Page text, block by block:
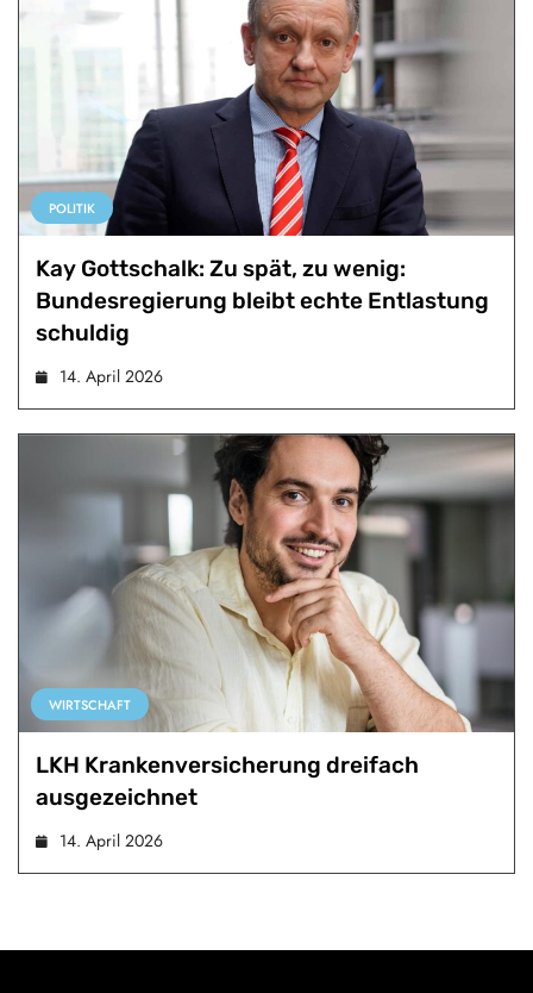
POLITIK
Kay Gottschalk: Zu spät, zu wenig:
Bundesregierung bleibt echte Entlastung
schuldig
14. April 2026
WIRTSCHAFT
LKH Krankenversicherung dreifach
ausgezeichnet
14. April 2026